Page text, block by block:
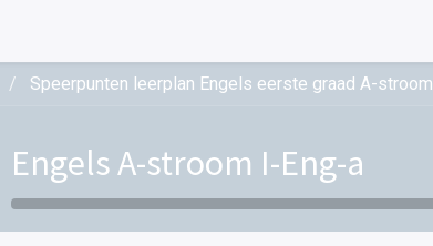
Speerpunten leerplan Engels eerste graad A-stroom
Engels A-stroom I-Eng-a